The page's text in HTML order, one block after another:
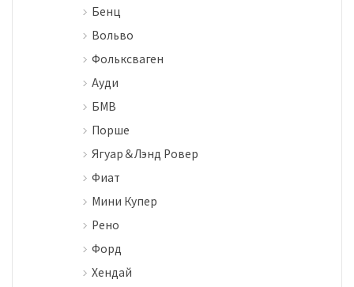
Бенц
Вольво
Фольксваген
Ауди
БМВ
Порше
Ягуар＆Лэнд Ровер
Фиат
Мини Купер
Рено
Форд
Хендай